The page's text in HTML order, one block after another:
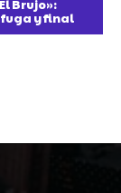
Brujo»:
fuga y final